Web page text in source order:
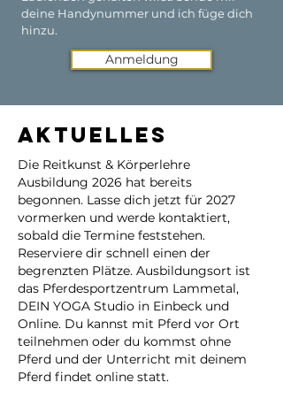
deine Handynummer und ich füge dich
hinzu.
Anmeldung
Aktuelles
Die Reitkunst & Körperlehre
Ausbildung 2026 hat bereits
begonnen. Lasse dich jetzt für 2027
vormerken und werde kontaktiert,
sobald die Termine feststehen.
Reserviere dir schnell einen der
begrenzten Plätze. Ausbildungsort ist
das Pferdesportzentrum Lammetal,
DEIN YOGA Studio in Einbeck und
Online. Du kannst mit Pferd vor Ort
teilnehmen oder du kommst ohne
Pferd und der Unterricht mit deinem
Pferd findet online statt.